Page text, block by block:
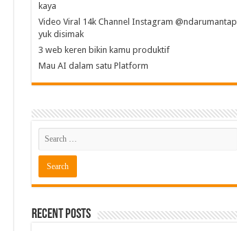
kaya
Video Viral 14k Channel Instagram @ndarumantap
yuk disimak
3 web keren bikin kamu produktif
Mau AI dalam satu Platform
Recent Posts